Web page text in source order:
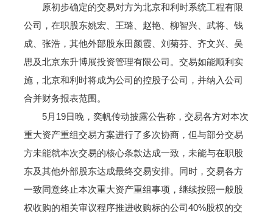
原初步确定的交易对方为北京和利时系统工程有限
公司，在职股东姚宏、王璐、赵艳、柳智兴、武将、钱
成、张浩，其他外部股东田颜霞、刘菊芬、齐文兴、吴
思及北京东升博展投资管理有限公司。交易如能顺利实
施，北京和利时将成为公司的控股子公司，并纳入公司
合并财务报表范围。
5月19日晚，奕帆传动披露公告称，交易各方对本次
重大资产重组交易方案进行了多次协商，但与部分交易
方未能就本次交易的核心条款达成一致，未能与在职股
东及其他外部股东达成最终交易安排。同时，交易各方
一致同意终止本次重大资产重组事项，继续按照一般股
权收购的相关审议程序推进收购标的公司40%股权的交